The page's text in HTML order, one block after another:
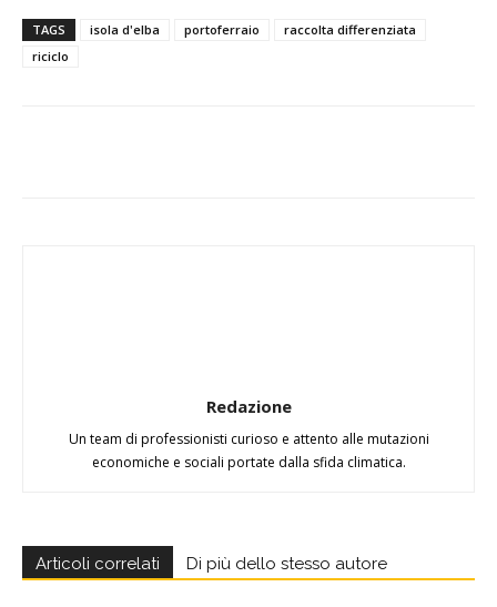
TAGS isola d'elba portoferraio
raccolta differenziata
riciclo
Redazione
Un team di professionisti curioso e attento alle mutazioni
economiche e sociali portate dalla sfida climatica.
Articoli correlati Di più dello stesso autore